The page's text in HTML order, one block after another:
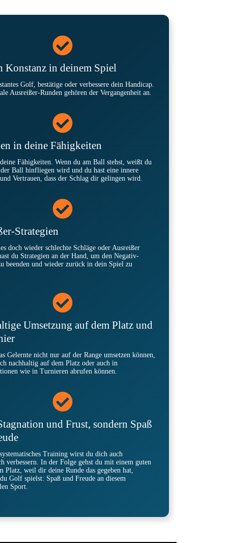
Konstanz in deinem Spiel
Golf, bestätige oder verbessere dein Handicap.
Ausreißer-Runden gehören der Vergangenheit an.
in deine Fähigkeiten
Fähigkeiten. Wenn du am Ball stehst, weißt du
Ball hinfliegen wird und du hast eine innere
Vertrauen, dass der Schlag dir gelingen wird.
Strategien
doch wieder schlechte Schläge oder Ausreißer
du Strategien an der Hand, um den Negativ-
beenden und wieder zurück in dein Spiel zu
Umsetzung auf dem Platz und
Gelernte nicht nur auf der Range umsetzen können,
nachhaltig auf dem Platz oder auch in
wie in Turnieren abrufen können.
und Frust, sondern Spaß
Training wirst du dich auch
verbessern. In der Folge gehst du mit einem guten
Platz, weil dir deine Runde das gegeben hat,
Golf spielst: Spaß und Freude an diesem
Sport.